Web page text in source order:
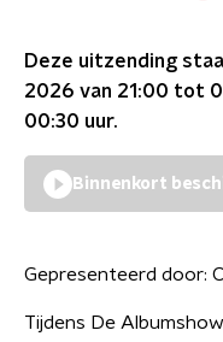
Deze uitzending
2026 van 21:00 tot
00:30 uur.
Binnenkort
Gepresenteerd door:
Tijdens De